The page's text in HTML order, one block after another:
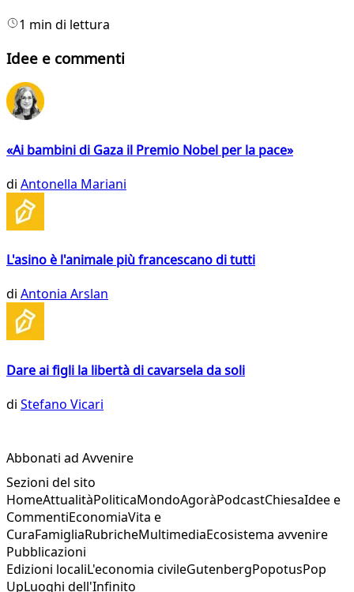
1 min di lettura
Idee e commenti
«Ai bambini di Gaza il Premio Nobel per la pace»
di Antonella Mariani
L'asino è l'animale più francescano di tutti
di Antonia Arslan
Dare ai figli la libertà di cavarsela da soli
di Stefano Vicari
Abbonati ad Avvenire
Sezioni del sito
HomeAttualitàPoliticaMondoAgoràPodcastChiesaIdee e
CommentiEconomiaVita e
CuraFamigliaRubricheMultimediaEcosistema avvenire
Pubblicazioni
Edizioni localiL'economia civileGutenbergPopotusPop
UpLuoghi dell'Infinito